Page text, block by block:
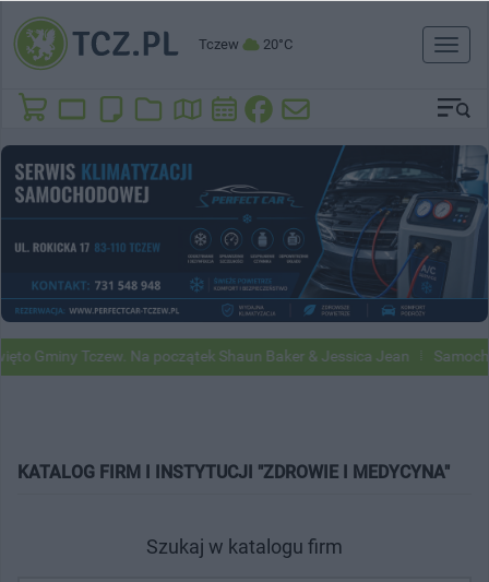
Tczew 20°C
Toggle
Gminy Tczew. Na początek Shaun Baker & Jessica Jean
KATALOG FIRM I INSTYTUCJI "ZDROWIE I MEDYCYNA"
Szukaj w katalogu firm